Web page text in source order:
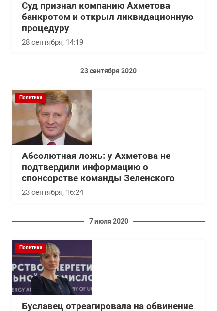
Суд признал компанию Ахметова
банкротом и открыл ликвидационную
процедуру
28 сентября, 14:19
23 сентября 2020
Политика
Абсолютная ложь: у Ахметова не
подтвердили информацию о
спонсорстве команды Зеленского
23 сентября, 16:24
7 июля 2020
Политика
Буславец отреагировала на обвинение